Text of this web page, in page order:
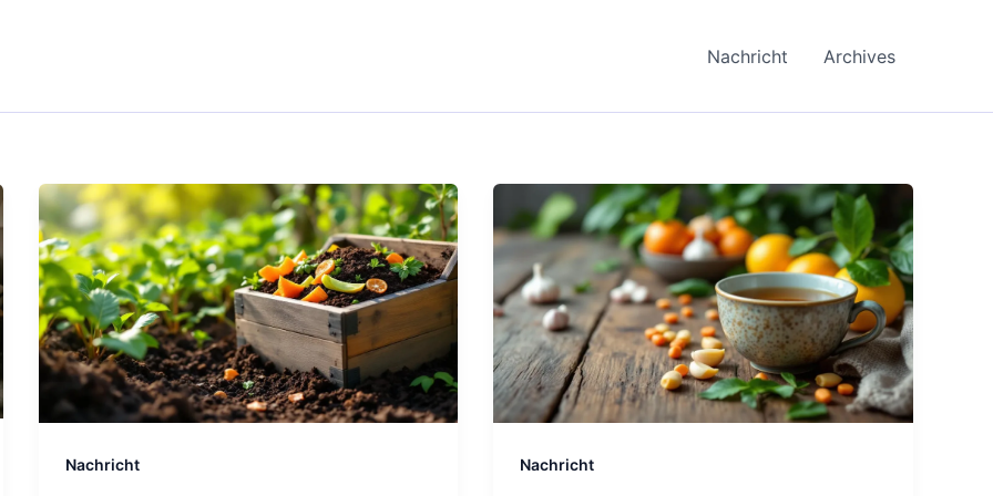
Nachricht Archives
Nachricht Nachricht